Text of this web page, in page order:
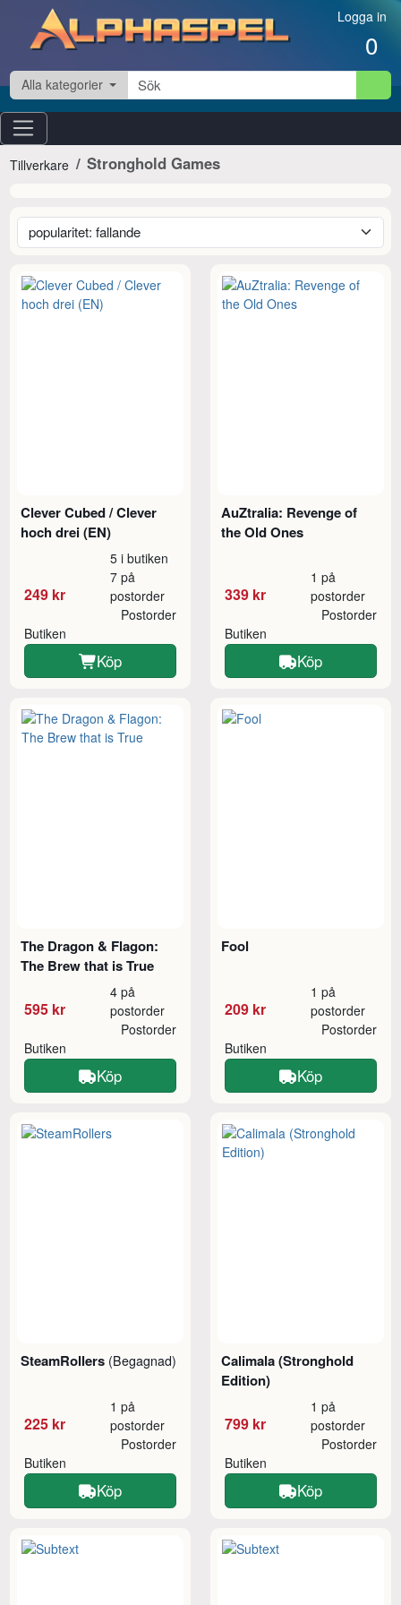
Hoppa till innehåll Logga in
0
Alla kategorier
Tillverkare Stronghold Games
Clever Cubed / Clever
hoch drei (EN)
249 kr
5 i butiken
7 på
postorder
Butiken
Postorder
Köp
AuZtralia: Revenge of
the Old Ones
339 kr
1 på
postorder
Butiken
Postorder
Köp
The Dragon & Flagon:
The Brew that is True
595 kr
4 på
postorder
Butiken
Postorder
Köp
Fool
209 kr
1 på
postorder
Butiken
Postorder
Köp
SteamRollers (Begagnad)
225 kr
1 på
postorder
Butiken
Postorder
Köp
Calimala (Stronghold
Edition)
799 kr
1 på
postorder
Butiken
Postorder
Köp